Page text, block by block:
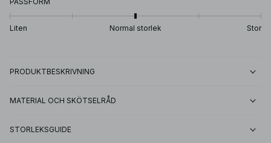
Liten Normal storlek Stor
PRODUKTBESKRIVNING
MATERIAL OCH SKÖTSELRÅD
STORLEKSGUIDE